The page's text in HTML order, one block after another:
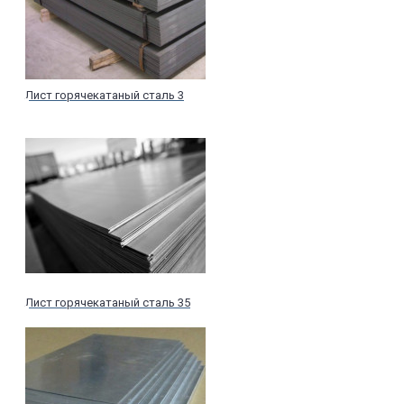
Лист горячекатаный сталь 3
Лист горячекатаный сталь 35